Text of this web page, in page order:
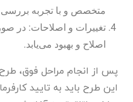
متخصص و با تجربه
تغییرات و اصلاحات: در
اصلاح و بهبود می‌یابد.
پس از انجام مراحل فوق،
این طرح باید به تایید